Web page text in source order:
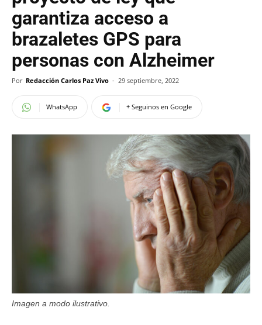
garantiza acceso a
brazaletes GPS para
personas con Alzheimer
Por Redacción Carlos Paz Vivo - 29 septiembre, 2022
WhatsApp + Seguinos en Google
Imagen a modo ilustrativo.